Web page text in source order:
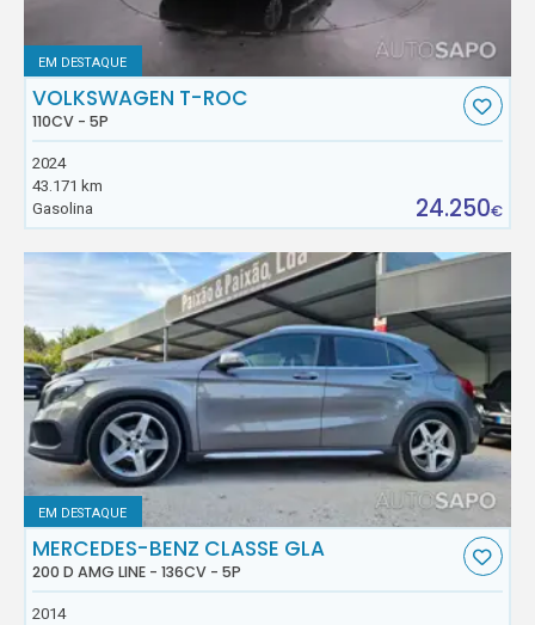
EM DESTAQUE
VOLKSWAGEN T-ROC
110CV - 5P
2024
43.171 km
Gasolina
24.250€
EM DESTAQUE
MERCEDES-BENZ CLASSE GLA
200 D AMG LINE - 136CV - 5P
2014